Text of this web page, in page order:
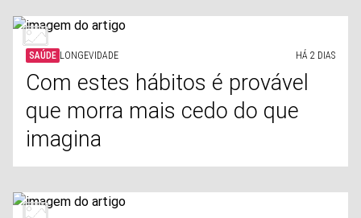
SAÚDE LONGEVIDADE HÁ 2 DIAS
Com estes hábitos é provável
que morra mais cedo do que
imagina